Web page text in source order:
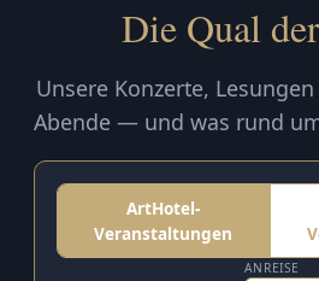
Die Qual
Unsere Konzerte,
Abende — und was rund
ArtHotel-
Veranstaltungen
ANREISE